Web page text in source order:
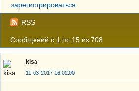
Вход
зарегистрироваться
RSS
Сообщений с 1 по 15 из 708
kisa
11-03-2017 16:02:00